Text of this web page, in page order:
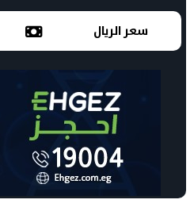
سعر الريال